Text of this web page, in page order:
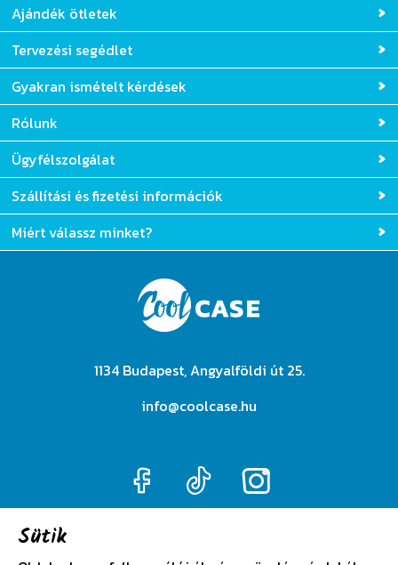
Ajándék ötletek
Tervezési segédlet
Gyakran ismételt kérdések
Rólunk
Ügyfélszolgálat
Szállítási és fizetési információk
Miért válassz minket?
1134 Budapest, Angyalföldi út 25.
info@coolcase.hu
Sütik